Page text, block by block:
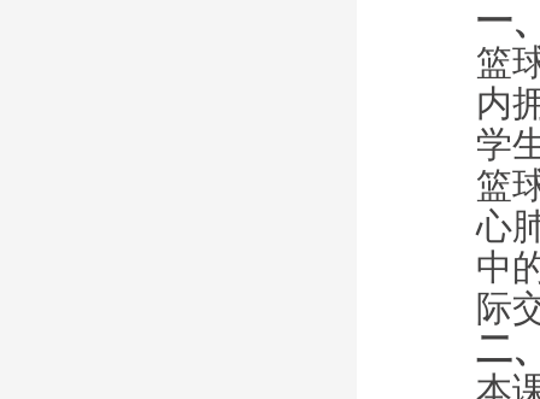
一
篮
内
学
篮
心
中
际
二
本